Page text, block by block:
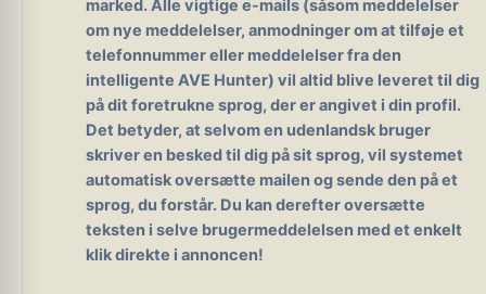
marked.Alle vigtige e-mails (såsom meddelelser
om nye meddelelser, anmodninger om at tilføje et
telefonnummer eller meddelelser fra den
intelligente AVE Hunter) vil altid blive leveret til dig
på dit foretrukne sprog, der er angivet i din profil.
Det betyder, at selvom en udenlandsk bruger
skriver en besked til dig på sit sprog, vil systemet
automatisk oversætte mailen og sende den på et
sprog, du forstår. Du kan derefter oversætte
teksten i selve brugermeddelelsen med et enkelt
klik direkte i annoncen!